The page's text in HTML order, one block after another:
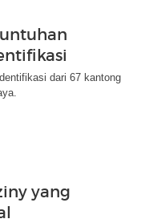
dari 67 kantong
yang